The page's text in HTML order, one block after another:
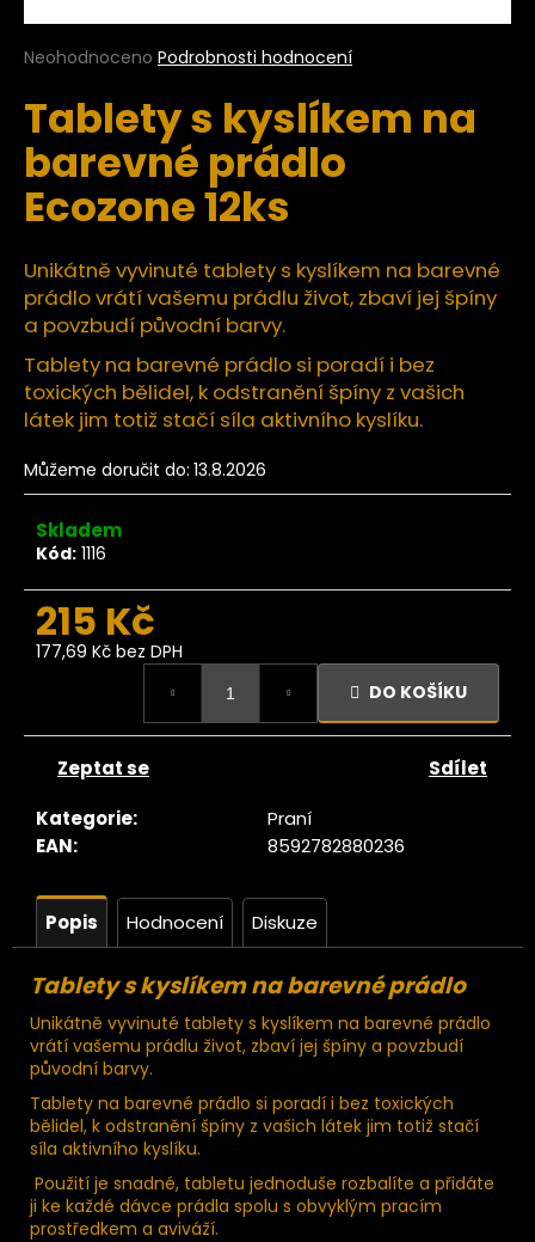
Průměrné
produktu
0,0
5
hvězdiček.
Neohodnoceno Podrobnosti hodnocení
Tablety s kyslíkem na
barevné prádlo
Ecozone 12ks
Unikátně vyvinuté tablety s kyslíkem na barevné
prádlo vrátí vašemu prádlu život, zbaví jej špíny
a povzbudí původní barvy.
Tablety na barevné prádlo si poradí i bez
toxických bělidel, k odstranění špíny z vašich
látek jim totiž stačí síla aktivního kyslíku.
Můžeme doručit do: 13.8.2026
Skladem
Kód: 1116
215 Kč
177,69 Kč bez DPH
DO KOŠÍKU
Kategorie:
Praní
EAN: 8592782880236
Zeptat se Sdílet
Popis Hodnocení Diskuze
Tablety s kyslíkem na barevné prádlo
Unikátně vyvinuté tablety s kyslíkem na barevné prádlo
vrátí vašemu prádlu život, zbaví jej špíny a povzbudí
původní barvy.
Tablety na barevné prádlo si poradí i bez toxických
bělidel, k odstranění špíny z vašich látek jim totiž stačí
síla aktivního kyslíku.
Použití je snadné, tabletu jednoduše rozbalíte a přidáte
ji ke každé dávce prádla spolu s obvyklým pracím
prostředkem a aviváží.
a
j
t
?
HLEDAT
D
o
p
o
r
č
u
j
e
m
Ze
1